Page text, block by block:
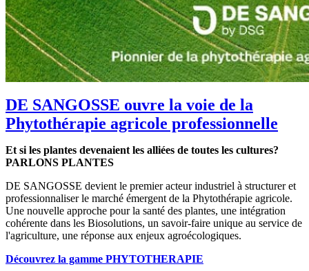
DE SANGOSSE ouvre la voie de la
Phytothérapie agricole professionnelle
Et si les plantes devenaient les alliées de toutes les cultures?
PARLONS PLANTES
DE SANGOSSE devient le premier acteur industriel à structurer et
professionnaliser le marché émergent de la Phytothérapie agricole.
Une nouvelle approche pour la santé des plantes, une intégration
cohérente dans les Biosolutions, un savoir-faire unique au service de
l'agriculture, une réponse aux enjeux agroécologiques.
Découvrez la gamme PHYTOTHERAPIE